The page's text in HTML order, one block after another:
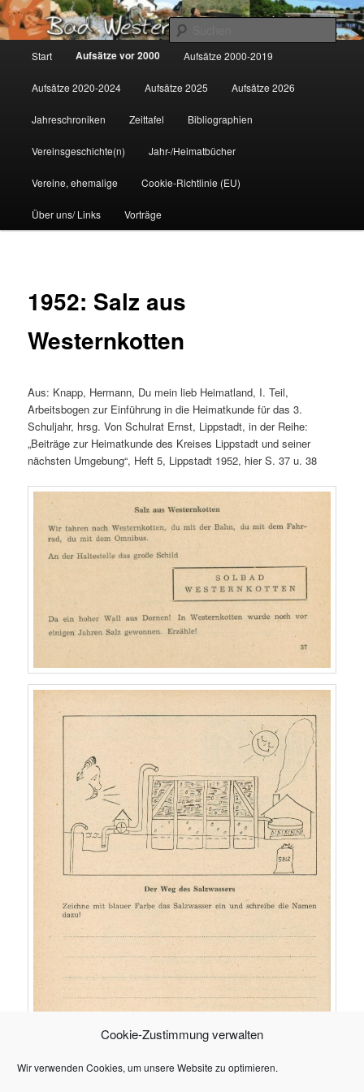
Cookie-Zustimmung verwalten
Wir verwenden Cookies, um unsere Website zu optimieren.
Zum
primären
Inhalt
springen
Gemeinsam für Bad Westernkotten
Start Aufsätze vor 2000 Aufsätze 2000-2019
Aufsätze 2020-2024 Aufsätze 2025 Aufsätze 2026
Jahreschroniken Zeittafel Bibliographien
Vereinsgeschichte(n) Jahr-/Heimatbücher
Vereine, ehemalige Cookie-Richtlinie (EU)
Über uns/ Links Vorträge
1952: Salz aus
Westernkotten
Aus: Knapp, Hermann, Du mein lieb Heimatland, I. Teil,
Arbeitsbogen zur Einführung in die Heimatkunde für das 3.
Schuljahr, hrsg. Von Schulrat Ernst, Lippstadt, in der Reihe:
„Beiträge zur Heimatkunde des Kreises Lippstadt und seiner
nächsten Umgebung“, Heft 5, Lippstadt 1952, hier S. 37 u. 38